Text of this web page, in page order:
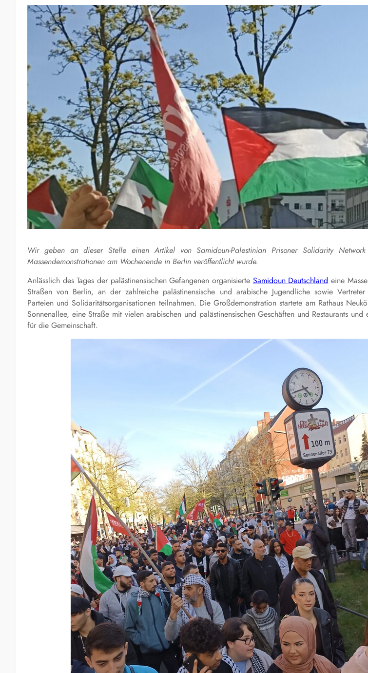
Wir geben an dieser Stelle einen Artikel von Samidoun-Palestinian Prisoner Solidarity
Massendemonstrationen am Wochenende in Berlin veröffentlicht wurde.
Anlässlich des Tages der palästinensischen Gefangenen organisierte Samidoun Deutschland eine
Straßen von Berlin, an der zahlreiche palästinensische und arabische Jugendliche sowie
Parteien und Solidaritätsorganisationen teilnahmen. Die Großdemonstration startete am Rathaus
Sonnenallee, eine Straße mit vielen arabischen und palästinensischen Geschäften und Restaurants und
für die Gemeinschaft.